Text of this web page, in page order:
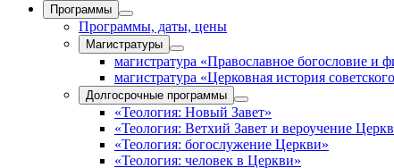
Программы
Программы, даты, цены
Магистратуры
магистратура «Православное богословие и
магистратура «Церковная история
Долгосрочные программы
«Теология: Новый Завет»
«Теология: Ветхий Завет и вероучение
«Теология: богослужение Церкви»
«Теология: человек в Церкви»